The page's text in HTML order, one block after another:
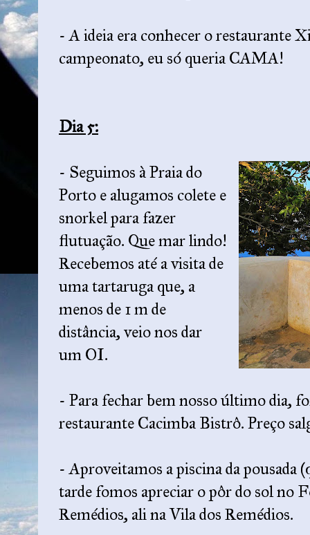
- A ideia era conhecer o restaurante
campeonato, eu só queria CAMA!
Dia 5:
- Seguimos à Praia do
Porto e alugamos colete e
snorkel para fazer
flutuação. Que mar lindo!
Recebemos até a visita de
uma tartaruga que, a
menos de 1 m de
distância, veio nos dar
um OI.
- Para fechar bem nosso último dia,
restaurante Cacimba Bistrô. Preço
- Aproveitamos a piscina da pousada
tarde fomos apreciar o pôr do sol no
Remédios, ali na Vila dos Remédios.